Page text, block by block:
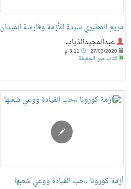
مريم المطيري سيدة الأزمة وفارسة الميدان
عبدالمجيدالذياب
27/03/2020
كتاب عين الحقيقة
أزمة كورونا ،،حب القيادة ووعي شعبها